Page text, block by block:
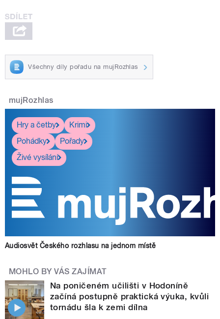
Všechny díly pořadu na mujRozhlas
mujRozhlas
Hry a četby
Krimi
Pohádky
Pořady
Živé vysílání
Audiosvět Českého rozhlasu na jednom místě
MOHLO BY VÁS ZAJÍMAT
Na poničeném učilišti v Hodoníně
začíná postupně praktická výuka, kvůli
tornádu šla k zemi dílna